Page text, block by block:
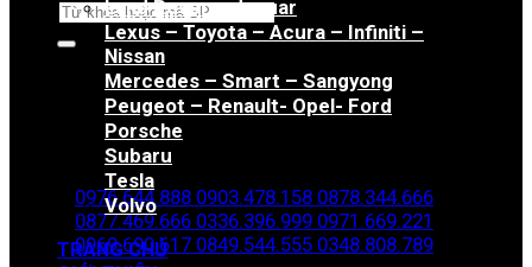
Tìm
Hotline đặt hàng
0976.644.888 0903.478.158 0878.344.666
0877.469.666 0336.396.999 0971.669.221
0969.690.617 0849.544.555 0348.808.789
Land Rover – Jaguar
Lexus – Toyota – Acura – Infiniti –
Nissan
Mercedes – Smart – Sangyong
Peugeot – Renault- Opel- Ford
Porsche
Subaru
Tesla
Volvo
TRANG CHỦ